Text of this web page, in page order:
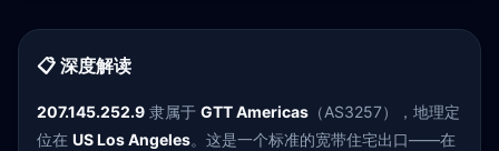
📋 深度解读
207.145.252.9 隶属于 GTT Americas （AS3257），地理定
位在 US Los Angeles。这是一个标准的宽带住宅出口——在